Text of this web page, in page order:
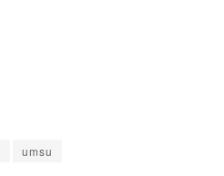
umsu